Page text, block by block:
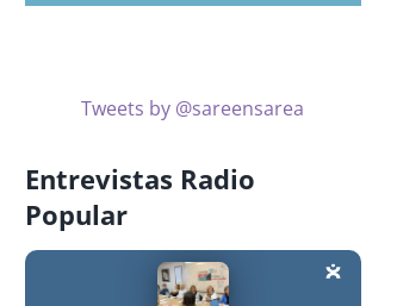
Tweets by @sareensarea
Entrevistas Radio
Popular